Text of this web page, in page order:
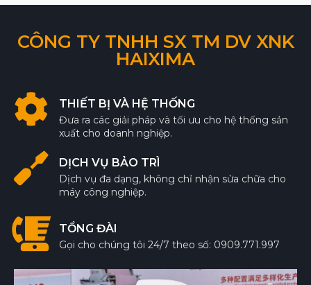
CÔNG TY TNHH SX TM DV XNK
HAIXIMA
THIẾT BỊ VÀ HỆ THỐNG
Đưa ra các giải pháp và tối ưu cho hệ thống sản
xuất cho doanh nghiệp.
DỊCH VỤ BẢO TRÌ
Dịch vụ đa dạng, không chỉ nhận sửa chữa cho
máy công nghiệp.
TỔNG ĐÀI
Gọi cho chúng tôi 24/7 theo số: 0909.771.997